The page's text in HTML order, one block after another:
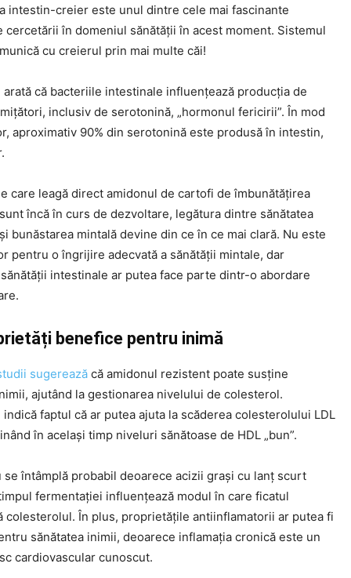
intestin-creier este unul dintre cele mai fascinante
cercetării în domeniul sănătății în acest moment. Sistemul
cu creierul prin mai multe căi!
că bacteriile intestinale influențează producția de
inclusiv de serotonină, „hormonul fericirii”. În mod
aproximativ 90% din serotonină este produsă în intestin,
care leagă direct amidonul de cartofi de îmbunătățirea
încă în curs de dezvoltare, legătura dintre sănătatea
bunăstarea mintală devine din ce în ce mai clară. Nu este
pentru o îngrijire adecvată a sănătății mintale, dar
intestinale ar putea face parte dintr-o abordare
benefice pentru inimă
sugerează că amidonul rezistent poate susține
ajutând la gestionarea nivelului de colesterol.
faptul că ar putea ajuta la scăderea colesterolului LDL
în același timp niveluri sănătoase de HDL „bun”.
se întâmplă probabil deoarece acizii grași cu lanț scurt
fermentației influențează modul în care ficatul
colesterolul. În plus, proprietățile antiinflamatorii ar putea fi
sănătatea inimii, deoarece inflamația cronică este un
cardiovascular cunoscut.